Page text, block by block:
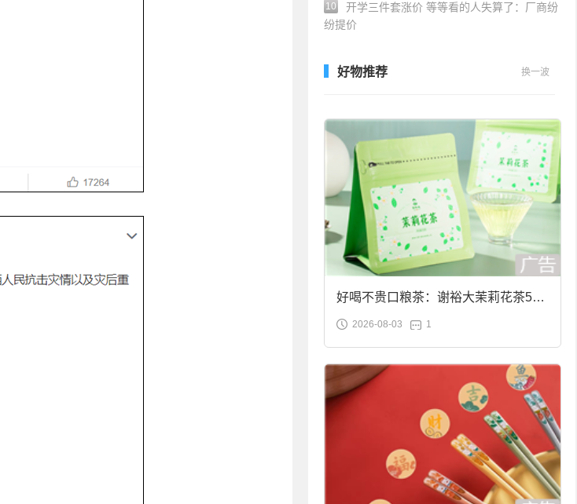
10
开学三件套涨价 等等看的人失算了：厂商纷
纷提价
好物推荐 换一波
好喝不贵口粮茶：谢裕大茉莉花茶50g
袋装9.9元到手
2026-08-03 1